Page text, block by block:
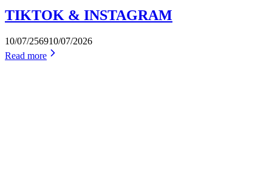
TIKTOK & INSTAGRAM
10/07/256910/07/2026
Read more